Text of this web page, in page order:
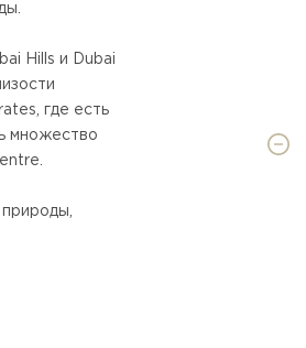
Hills и Dubai
где есть
множество